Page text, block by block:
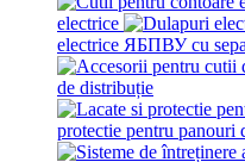
electrice
electrice ЯБПВУ cu
de distribuție
protectie pentru panouri